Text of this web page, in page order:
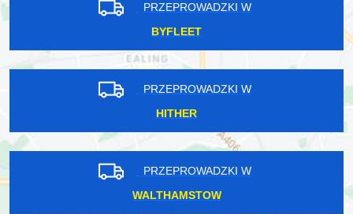
PRZEPROWADZKI W
BYFLEET
PRZEPROWADZKI W
HITHER
PRZEPROWADZKI W
WALTHAMSTOW